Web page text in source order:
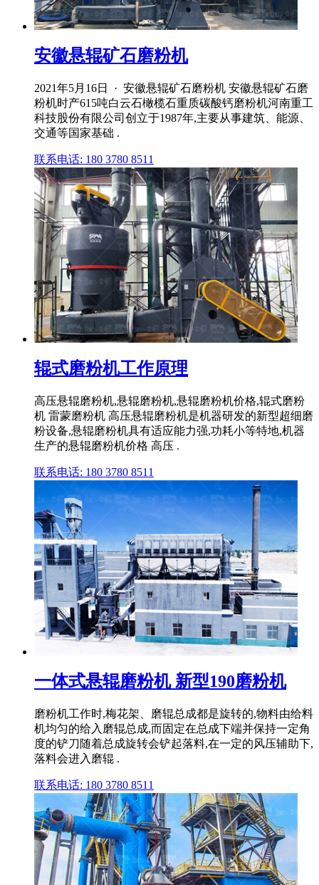
安徽悬辊矿石磨粉机
2021年5月16日 · 安徽悬辊矿石磨粉机 安徽悬辊矿石磨
粉机时产615吨白云石橄榄石重质碳酸钙磨粉机河南重工
科技股份有限公司创立于1987年,主要从事建筑、能源、
交通等国家基础 .
联系电话: 180 3780 8511
辊式磨粉机工作原理
高压悬辊磨粉机,悬辊磨粉机,悬辊磨粉机价格,辊式磨粉
机 雷蒙磨粉机 高压悬辊磨粉机是机器研发的新型超细磨
粉设备,悬辊磨粉机具有适应能力强,功耗小等特地,机器
生产的悬辊磨粉机价格 高压 .
联系电话: 180 3780 8511
一体式悬辊磨粉机 新型190磨粉机
磨粉机工作时,梅花架、磨辊总成都是旋转的,物料由给料
机均匀的给入磨辊总成,而固定在总成下端并保持一定角
度的铲刀随着总成旋转会铲起落料,在一定的风压辅助下,
落料会进入磨辊 .
联系电话: 180 3780 8511